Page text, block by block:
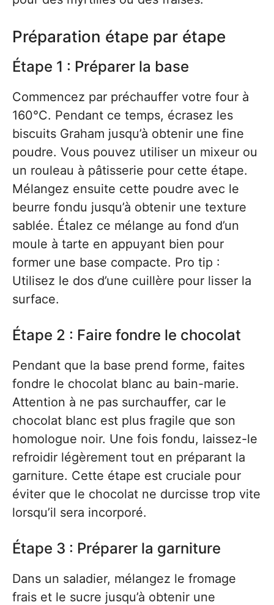
Préparation étape par étape
Étape 1 : Préparer la base
Commencez par préchauffer votre four à
160°C. Pendant ce temps, écrasez les
biscuits Graham jusqu’à obtenir une fine
poudre. Vous pouvez utiliser un mixeur ou
un rouleau à pâtisserie pour cette étape.
Mélangez ensuite cette poudre avec le
beurre fondu jusqu’à obtenir une texture
sablée. Étalez ce mélange au fond d’un
moule à tarte en appuyant bien pour
former une base compacte. Pro tip :
Utilisez le dos d’une cuillère pour lisser la
surface.
Étape 2 : Faire fondre le chocolat
Pendant que la base prend forme, faites
fondre le chocolat blanc au bain-marie.
Attention à ne pas surchauffer, car le
chocolat blanc est plus fragile que son
homologue noir. Une fois fondu, laissez-le
refroidir légèrement tout en préparant la
garniture. Cette étape est cruciale pour
éviter que le chocolat ne durcisse trop vite
lorsqu’il sera incorporé.
Étape 3 : Préparer la garniture
Dans un saladier, mélangez le fromage
frais et le sucre jusqu’à obtenir une